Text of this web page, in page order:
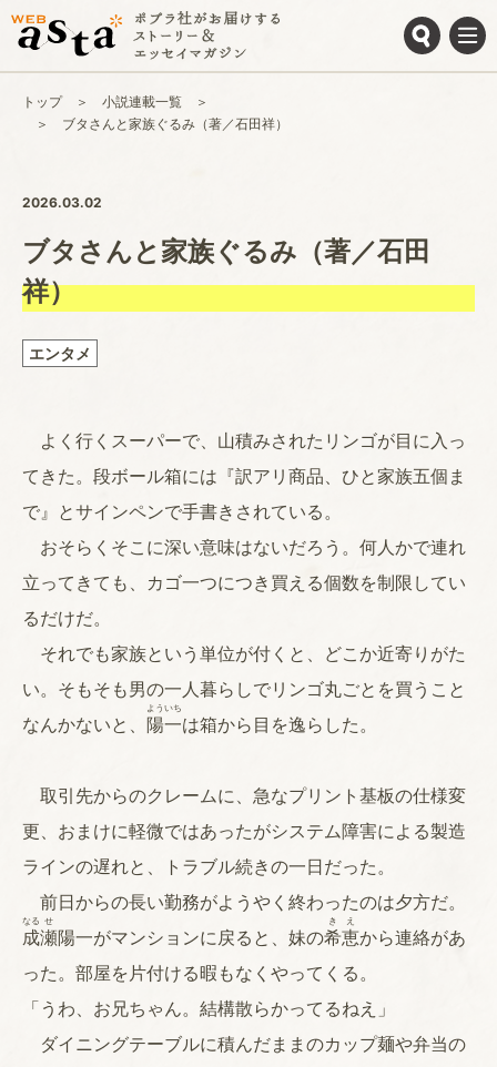
トップ
小説連載一覧
ブタさんと家族ぐるみ（著／石田祥）
2026.03.02
ブタさんと家族ぐるみ（著／石田
祥）
エンタメ
よく行くスーパーで、山積みされたリンゴが目に入っ
てきた。段ボール箱には『訳アリ商品、ひと家族五個ま
で』とサインペンで手書きされている。
おそらくそこに深い意味はないだろう。何人かで連れ
立ってきても、カゴ一つにつき買える個数を制限してい
るだけだ。
それでも家族という単位が付くと、どこか近寄りがた
い。そもそも男の一人暮らしでリンゴ丸ごとを買うこと
なんかないと、 陽
よう
一
いち
は箱から目を逸らした。
取引先からのクレームに、急なプリント基板の仕様変
更、おまけに軽微ではあったがシステム障害による製造
ラインの遅れと、トラブル続きの一日だった。
前日からの長い勤務がようやく終わったのは夕方だ。
成
なる
瀬
せ
陽一がマンションに戻ると、妹の希
き
恵
え
から連絡があ
った。部屋を片付ける暇もなくやってくる。
「うわ、お兄ちゃん。結構散らかってるねえ」
ダイニングテーブルに積んだままのカップ麺や弁当の